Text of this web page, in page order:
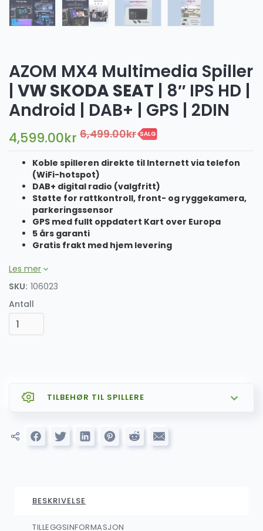
AZOM MX4 Multimedia Spiller
VW SKODA SEAT | 8″ IPS HD |
Android | DAB+ | GPS | 2DIN
4,599.00kr 6,499.00kr SALG
Koble spilleren direkte til Internett via telefon
(WiFi-hotspot)
DAB+ digital radio (valgfritt)
Støtte for rattkontroll, front- og ryggekamera,
parkeringssensor
GPS med fullt oppdatert Kart over Europa
5 års garanti
Gratis frakt med hjem levering
Les mer
SKU: 106023
Antall
TILBEHØR TIL SPILLERE
AZOM CARPLAY og ANDROID AUTO
AZOM Premium DSP pakke (lavtnivåutgang)
BESKRIVELSE
TILLEGGSINFORMASJON